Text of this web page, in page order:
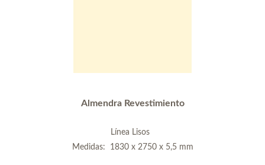
Almendra Revestimiento
Línea Lisos
Medidas: 1830 x 2750 x 5,5 mm